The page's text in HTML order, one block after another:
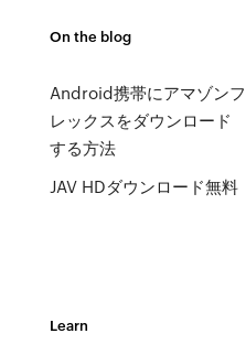
On the blog
Android携帯にアマゾンフ
レックスをダウンロード
する方法
JAV HDダウンロード無料
Learn